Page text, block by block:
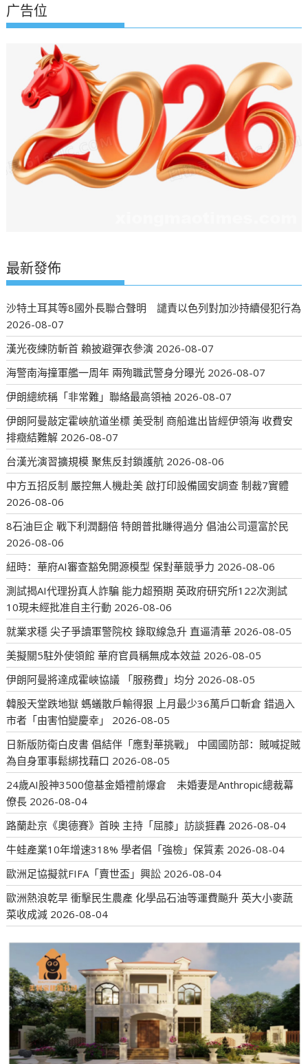
广告位
最新發佈
沙特土耳其等8國外長聯合聲明 譴責以色列對加沙持續侵犯行為
2026-08-07
漢光夜練防斬首 賴披避彈衣參演 2026-08-07
海警南海撞軍艦一周年 兩殉職武警身分曝光 2026-08-07
伊朗總統稱「非常難」聯絡最高領袖 2026-08-07
伊朗阿曼敲定霍峽航道坐標 美受制 商船進出皆經伊領海 收費安
排癥結難解 2026-08-07
台漢光演習擴規模 聚焦反封鎖護航 2026-08-06
中方五招反制 嚴控無人機赴美 啟打印設備國安調查 制裁7實體
2026-08-06
8石油巨企 戰下利潤翻倍 特朗普批賺得過分 倡油公司還富於民
2026-08-06
紐時：華府AI審查豁免開源模型 保對華競爭力 2026-08-06
測試揭AI代理扮真人詐騙 能力超預期 英政府研究所122次測試
10現未經批准自主行動 2026-08-06
就業求穩 尖子爭讀軍警院校 錄取線急升 直逼清華 2026-08-05
美擬關5駐外使領館 華府官員稱無成本效益 2026-08-05
伊朗阿曼將達成霍峽協議 「服務費」均分 2026-08-05
韓股天堂跌地獄 螞蟻散戶輸得狠 上月最少36萬戶口斬倉 錯過入
市者「由害怕變慶幸」
2026-08-05
日新版防衛白皮書 倡結伴「應對華挑戰」 中國國防部：賊喊捉賊
為自身軍事鬆綁找藉口 2026-08-05
24歲AI股神3500億基金婚禮前爆倉 未婚妻是Anthropic總裁幕
僚長 2026-08-04
路蘭赴京《奧德賽》首映 主持「屈膝」訪談捱轟 2026-08-04
牛蛙產業10年增速318% 學者倡「強檢」保質素 2026-08-04
歐洲足協擬就FIFA「賣世盃」興訟 2026-08-04
歐洲熱浪乾旱 衝擊民生農產 化學品石油等運費飈升 英大小麥蔬
菜收成減 2026-08-04